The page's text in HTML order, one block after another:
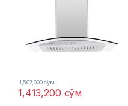
1,413,200 сўм
1,507,000сўм